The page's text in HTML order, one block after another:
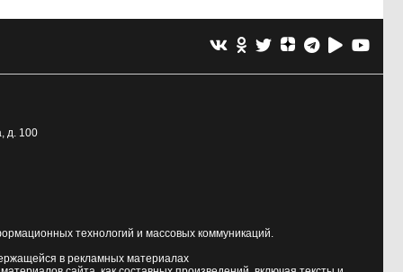
д. 100
технологий и массовых коммуникаций.
в рекламных материалах